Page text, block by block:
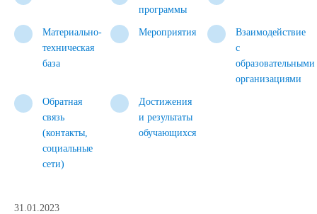
программы
Материально-
техническая
база
Мероприятия
Взаимодействие
с
образовательными
организациями
Обратная
связь
(контакты,
социальные
сети)
Достижения
и результаты
обучающихся
31.01.2023